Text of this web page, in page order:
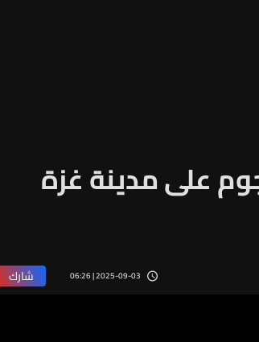
على مدينة غزة
2025-09-03 | 06:26 شارك